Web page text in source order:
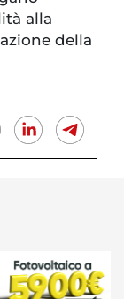
alla
della